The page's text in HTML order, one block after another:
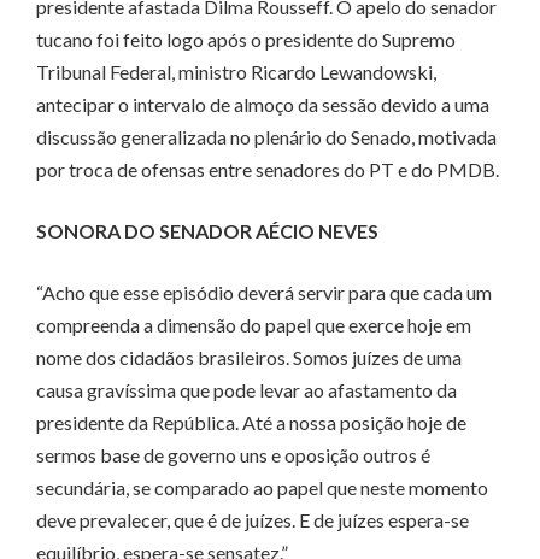
presidente afastada Dilma Rousseff. O apelo do senador
tucano foi feito logo após o presidente do Supremo
Tribunal Federal, ministro Ricardo Lewandowski,
antecipar o intervalo de almoço da sessão devido a uma
discussão generalizada no plenário do Senado, motivada
por troca de ofensas entre senadores do PT e do PMDB.
SONORA DO SENADOR AÉCIO NEVES
“Acho que esse episódio deverá servir para que cada um
compreenda a dimensão do papel que exerce hoje em
nome dos cidadãos brasileiros. Somos juízes de uma
causa gravíssima que pode levar ao afastamento da
presidente da República. Até a nossa posição hoje de
sermos base de governo uns e oposição outros é
secundária, se comparado ao papel que neste momento
deve prevalecer, que é de juízes. E de juízes espera-se
equilíbrio, espera-se sensatez.”